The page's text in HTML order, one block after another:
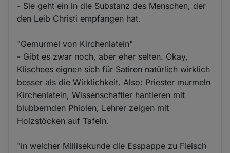
- Sie geht ein in die Substanz des Menschen, der
den Leib Christi empfangen hat.
"Gemurmel von Kirchenlatein"
- Gibt es zwar noch, aber eher selten. Okay,
Klischees eignen sich für Satiren natürlich wirklich
besser als die Wirklichkeit. Also: Priester murmeln
Kirchenlatein, Wissenschaftler hantieren mit
blubbernden Phiolen, Lehrer zeigen mit
Holzstöcken auf Tafeln.
"in welcher Millisekunde die Esspappe zu Fleisch